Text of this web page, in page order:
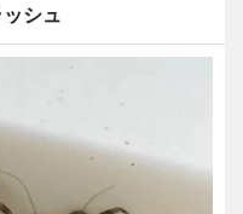
シュ